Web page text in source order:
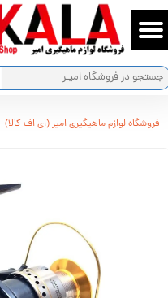
حساب کاربری من
تغییر گذر واژه
فروشگاه لوازم ماهیگیری امیر (ای اف کالا)